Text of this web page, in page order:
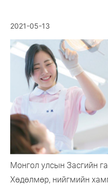
2021-05-13
Монгол улсын Засгийн
Хөдөлмөр, нийгмийн